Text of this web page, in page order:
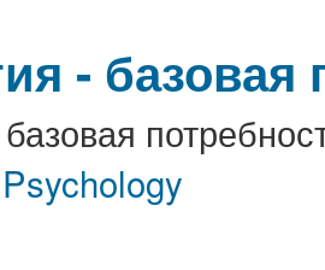
- базовая
Psychology